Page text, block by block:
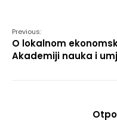
Previous:
O lokalnom
Akademiji nauka i